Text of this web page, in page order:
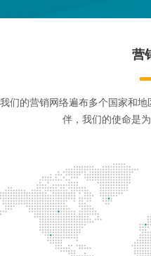
营
我们的营销网络遍布多个国家和
伴，我们的使命是